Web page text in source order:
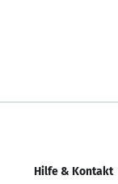
Hilfe & Kontakt